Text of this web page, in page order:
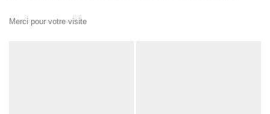
Merci pour votre visite